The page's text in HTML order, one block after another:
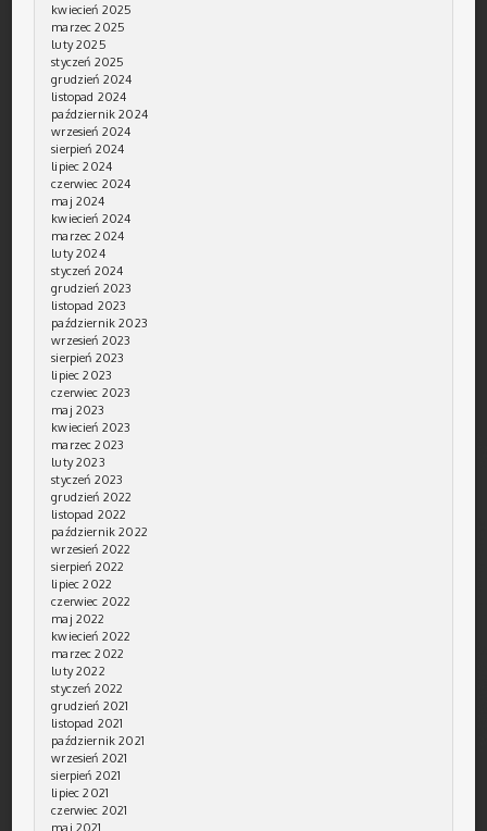
kwiecień 2025
marzec 2025
luty 2025
styczeń 2025
grudzień 2024
listopad 2024
październik 2024
wrzesień 2024
sierpień 2024
lipiec 2024
czerwiec 2024
maj 2024
kwiecień 2024
marzec 2024
luty 2024
styczeń 2024
grudzień 2023
listopad 2023
październik 2023
wrzesień 2023
sierpień 2023
lipiec 2023
czerwiec 2023
maj 2023
kwiecień 2023
marzec 2023
luty 2023
styczeń 2023
grudzień 2022
listopad 2022
październik 2022
wrzesień 2022
sierpień 2022
lipiec 2022
czerwiec 2022
maj 2022
kwiecień 2022
marzec 2022
luty 2022
styczeń 2022
grudzień 2021
listopad 2021
październik 2021
wrzesień 2021
sierpień 2021
lipiec 2021
czerwiec 2021
maj 2021